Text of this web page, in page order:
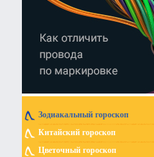
Зодиакальный гороскоп
Китайский гороскоп
Цветочный гороскоп